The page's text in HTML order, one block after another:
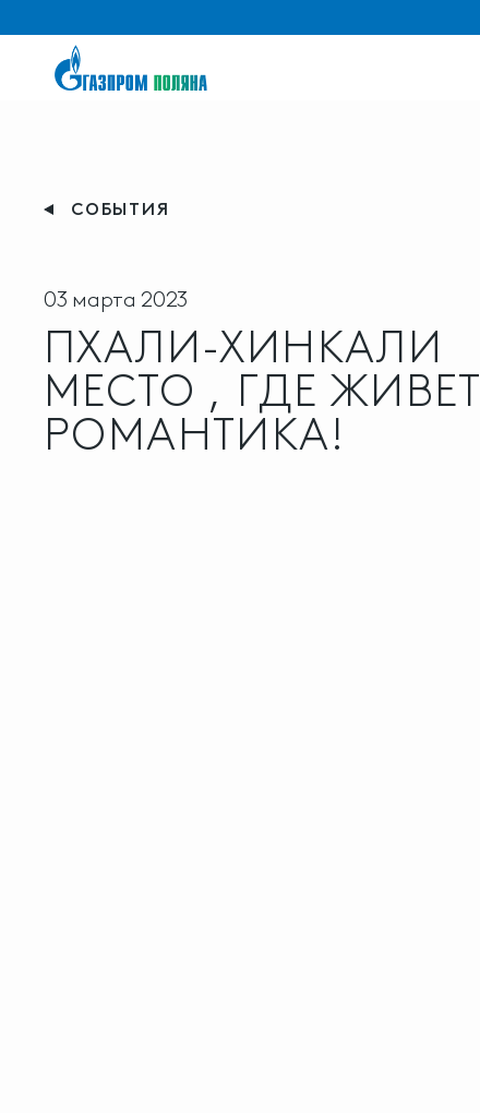
СОБЫТИЯ
03 марта 2023
ПХАЛИ-ХИНКАЛИ
МЕСТО , ГДЕ ЖИВЕТ
РОМАНТИКА!